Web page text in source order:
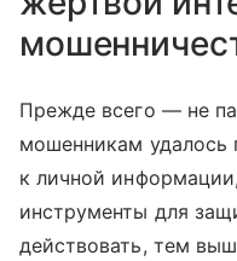
Прежде всего — не
мошенникам удалось
к личной
инструменты для
действовать, тем